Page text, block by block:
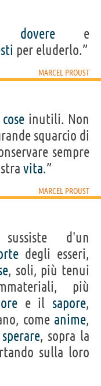
doveree
per eluderlo.”
MARCEL PROUST
cose inutili. Non
squarcio di
sempre
vita.”
MARCEL PROUST
d'un
degli esseri,
, soli, più tenui
più
e il sapore,
come anime,
sperare, sopra la
sulla loro